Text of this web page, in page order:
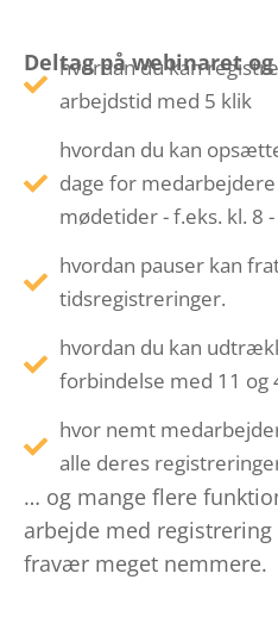
Deltag på webinaret
hvordan du kan
arbejdstid med 5 klik
hvordan du kan
dage for
mødetider - f.eks. kl. 8 -
hvordan pauser kan
tidsregistreringer.
hvordan du kan
forbindelse med 11 og
hvor nemt
alle deres
… og mange flere
arbejde med
fravær meget nemmere.